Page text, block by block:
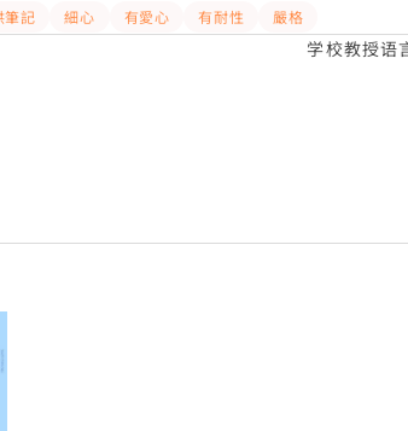
筆記 細心 有愛心 有耐性 嚴格
学校教授语